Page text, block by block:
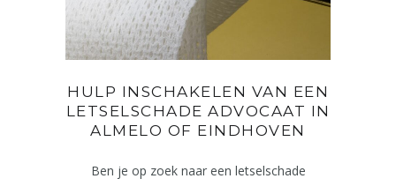
HULP INSCHAKELEN VAN EEN
LETSELSCHADE ADVOCAAT IN
ALMELO OF EINDHOVEN
Ben je op zoek naar een letselschade